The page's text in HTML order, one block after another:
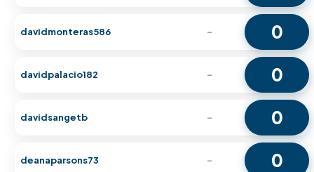
davidmonteras586 - 0
davidpalacio182 - 0
davidsangetb - 0
deanaparsons73 - 0